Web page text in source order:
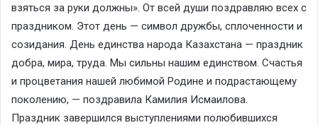
взяться за руки должны». От всей души поздравляю всех с
праздником. Этот день — символ дружбы, сплоченности и
созидания. День единства народа Казахстана — праздник
добра, мира, труда. Мы сильны нашим единством. Счастья
и процветания нашей любимой Родине и подрастающему
поколению, — поздравила Камилия Исмаилова.
Праздник завершился выступлениями полюбившихся